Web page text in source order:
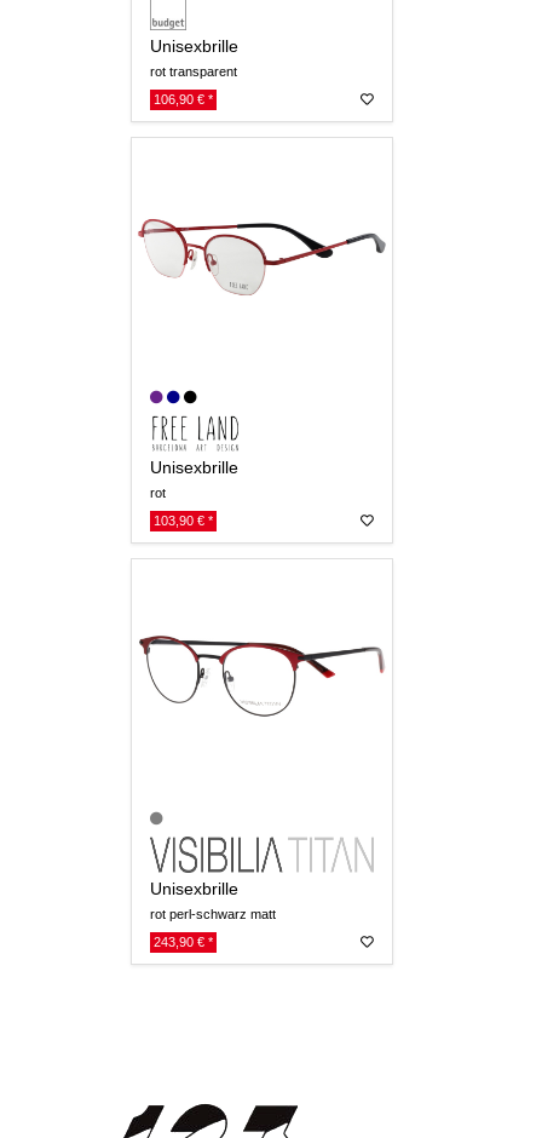
Unisexbrille
rot transparent
106,90 € *
Unisexbrille
rot
103,90 € *
Unisexbrille
rot perl-schwarz matt
243,90 € *